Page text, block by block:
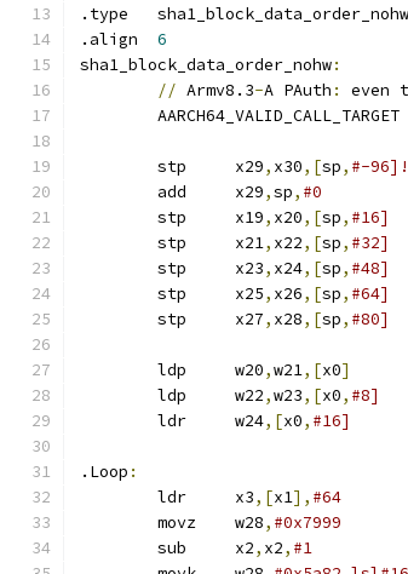
.type	sha1_block_data_order_nohw
6
sha1_block_data_order_nohw:
// Armv8.3-A PAuth :
even
	AARCH64_VALID_CALL_TARGET
	stp	x29
, x30,[sp, #-96]!
	add	x29
,sp, #0
	stp	x19
, x20,[sp, #16]
	stp	x21
, x22,[sp, #32]
	stp	x23
, x24,[sp, #48]
	stp	x25
, x26,[sp, #64]
	stp	x27
, x28,[sp, #80]
	ldp	w20
,w21,[x0]
	ldp	w22
,w23,[x0, #8]
	ldr	w24
,[x0, #16]
.Loop :
	ldr	x3
,[x1], #64
	movz	w28
, #0x7999
	sub	x2
, x2, #1